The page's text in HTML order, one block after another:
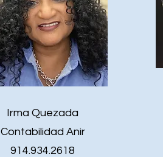
Irma Quezada
Contabilidad Anir
914.934.2618